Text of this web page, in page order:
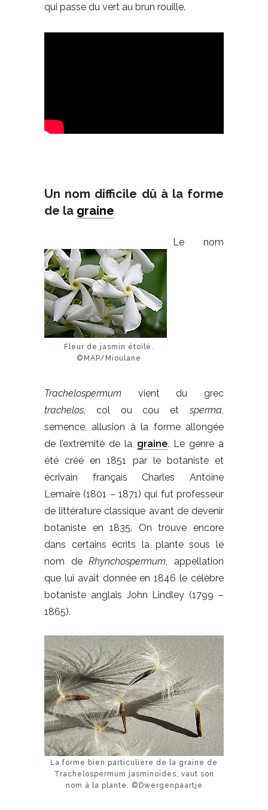
qui passe du vert au brun rouille.
Un nom difficile dû à la forme
de la graine
Fleur de jasmin étoilé.
©MAP/Mioulane
Le nom
Trachelospermum vient du grec
trachelos, col ou cou etsperma,
semence, allusion à la forme allongée
de l’extrémité de la graine. Le genre a
été créé en 1851 par le botaniste et
écrivain français Charles Antoine
Lemaire (1801 – 1871) qui fut professeur
de littérature classique avant de devenir
botaniste en 1835. On trouve encore
dans certains écrits la plante sous le
nom deRhynchospermum, appellation
que lui avait donnée en 1846 le célèbre
botaniste anglais John Lindley (1799 –
1865).
La forme bien particulière de la graine de
Trachelospermum jasminoides, vaut son
nom à la plante. ©Dwergenpaartje